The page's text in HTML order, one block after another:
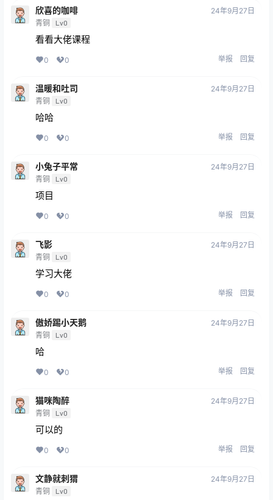
欣喜的咖啡
青铜 Lv0
24年9月27日
看看大佬课程
0 0 举报 回复
温暖和吐司
青铜 Lv0
24年9月27日
哈哈
0 0 举报 回复
小兔子平常
青铜 Lv0
24年9月27日
项目
0 0 举报 回复
飞影
青铜 Lv0
24年9月27日
学习大佬
0 0 举报 回复
傲娇踢小天鹅
青铜 Lv0
24年9月27日
哈
0 0 举报 回复
猫咪陶醉
青铜 Lv0
24年9月27日
可以的
0 0 举报 回复
文静就刺猬
青铜 Lv0
24年9月27日